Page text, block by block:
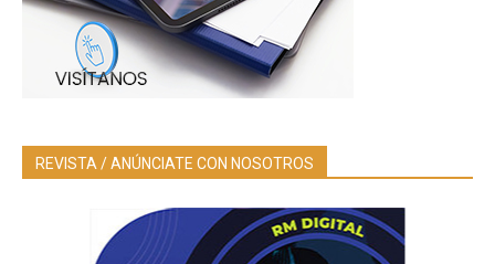
REVISTA / ANÚNCIATE CON NOSOTROS